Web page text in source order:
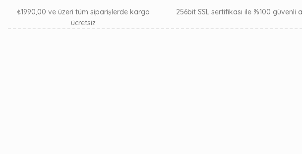
₺1990,00 ve üzeri tüm siparişlerde kargo
ücretsiz
256bit SSL sertifikası ile %100 güvenli